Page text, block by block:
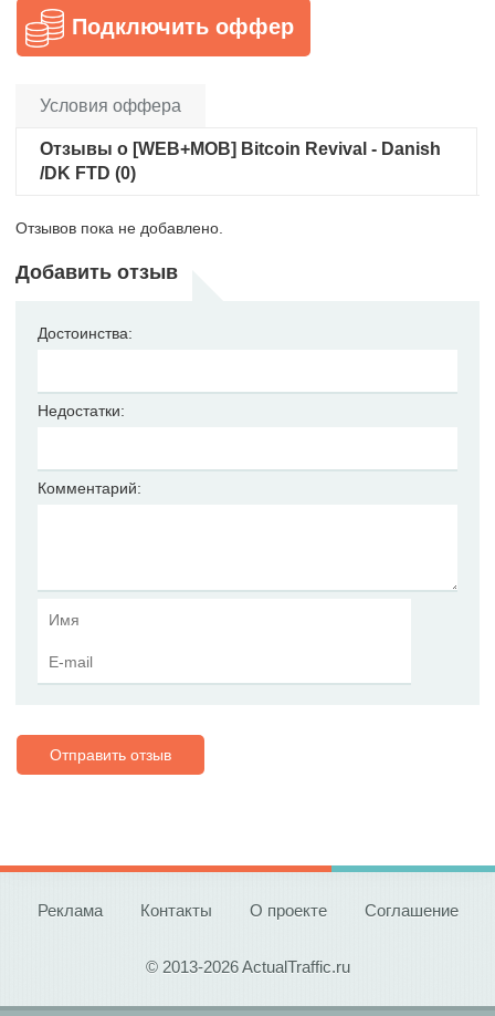
Подключить оффер
Условия оффера
Отзывы о [WEB+MOB] Bitcoin Revival - Danish
/DK FTD (0)
Отзывов пока не добавлено.
Добавить отзыв
Достоинства:
Недостатки:
Комментарий:
Отправить отзыв
Реклама Контакты О проекте Соглашение
© 2013-2026 ActualTraffic.ru